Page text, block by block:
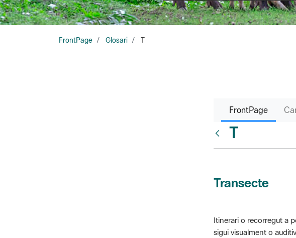
FrontPage Glosari T
FrontPage
T
Transecte
Itinerari o recorregut a
sigui visualment o